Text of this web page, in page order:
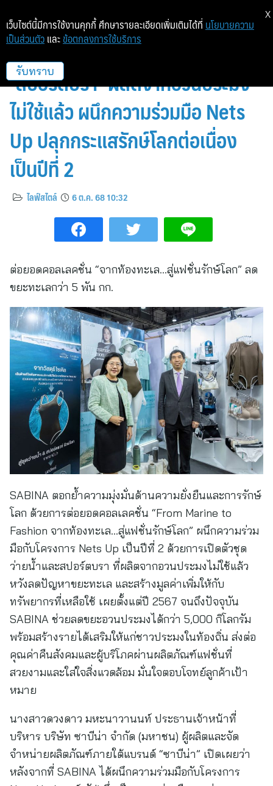
SABINA เปิดตัว ‘ชุดว่ายน้ำ’ และ
‘สปอร์ตบรา’ ผลิตจากอวนประมง
ไม่ใช้แล้ว ผนึกความร่วมมือ Nets
Up ปลุกกระแสรักษ์โลกต่อเนื่อง
เป็นปีที่ 2
ไลฟ์สไตล์ 6 ต.ค. 68 10:32
ต่อยอดคอลเลคชั่น “จากท้องทะเล…สู่แฟชั่นรักษ์โลก” ลด
ขยะทะเลกว่า 5 พัน กก.
SABINA ตอกย้ำความมุ่งมั่นด้านความยั่งยืนและการรักษ์
โลก ด้วยการต่อยอดคอลเลคชั่น “From Marine to
Fashion จากท้องทะเล…สู่แฟชั่นรักษ์โลก” ผนึกความร่วม
มือกับโครงการ Nets Up เป็นปีที่ 2 ด้วยการเปิดตัวชุด
ว่ายน้ำและสปอร์ตบรา ที่ผลิตจากอวนประมงไม่ใช้แล้ว
หวังลดปัญหาขยะทะเล และสร้างมูลค่าเพิ่มให้กับ
ทรัพยากรที่เหลือใช้ เผยตั้งแต่ปี 2567 จนถึงปัจจุบัน
SABINA ช่วยลดขยะอวนประมงได้กว่า 5,000 กิโลกรัม
พร้อมสร้างรายได้เสริมให้แก่ชาวประมงในท้องถิ่น ส่งต่อ
คุณค่าคืนสังคมและผู้บริโภคผ่านผลิตภัณฑ์แฟชั่นที่
สวยงามและใส่ใจสิ่งแวดล้อม มั่นใจตอบโจทย์ลูกค้าเป้า
หมาย
นางสาวดวงดาว มหะนาวานนท์ ประธานเจ้าหน้าที่
บริหาร บริษัท ซาบีน่า จำกัด (มหาชน) ผู้ผลิตและจัด
จำหน่ายผลิตภัณฑ์ภายใต้แบรนด์ “ซาบีน่า” เปิดเผยว่า
หลังจากที่ SABINA ได้ผนึกความร่วมมือกับโครงการ
เว็บไซต์นี้มีการใช้งานคุกกี้ ศึกษารายละเอียดเพิ่มเติมได้ที่ นโยบายความ
เป็นส่วนตัว และ ข้อตกลงการใช้บริการ
รับทราบ
X